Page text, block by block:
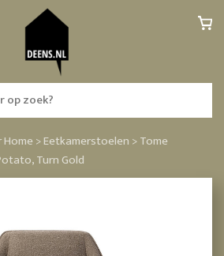
Home >Eetkamerstoelen >Tome
Turn Gold